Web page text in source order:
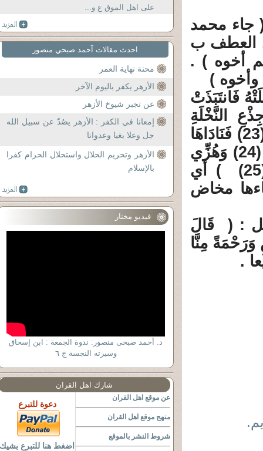
جاء محمد
. العطف ب
أخوه ) .
)
فَانتَبَذَتْ
جِذْعِ النَّخْلَةِ
قَالَتْ يَا لَيْتَنِي مِتُّ قَبْلَ هَذَا وَكُنتُ نَسْياً مَنْسِيّاً (23) فَنَادَاهَا
مِنْ تَحْتِهَا أَلاَّ تَحْزَنِي قَدْ جَعَلَ رَبُّكِ تَحْتَكِ سَرِيّاً (24) وَهُزِّي
إِلَيْكِ بِجِذْعِ النَّخْلَةِ تُسَاقِطْ عَلَيْكِ رُطَباً جَنِيّاً (25) ) أي
مخاض
: ( قَالَ
مِنَّا
على اهل الموق ع و...
احدث مقالات آحمد صبحي منصور
محنة نهاية العمر
الأزهر يكفر باليوم الآخر
عن تجبر شيوخ الأزهر
إمعانا في الكفر : الأزهر يصُدّ عن سبيل الله
جل وعلا بغيا وعدوانا
الأزهر وتحريم الحلال واستحلال الحرام كفرا
بالإسلام
فيديو مختار
د. أحمد صبحى منصور: ندوة الجمعة : ابن إسحاق
وسيرته النجسة ج ٦
شارك اهل القران
عن موقع اهل القران
منهج موقع اهل القران
شروط النشر بالموقع
دعوة للتبرع
اضغط هنا للتبرع بشيك